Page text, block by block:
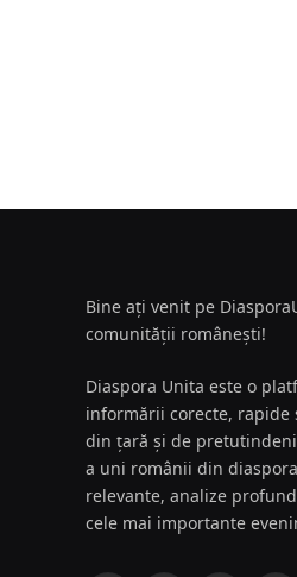
Bine ați venit pe
comunității românești!
Diaspora Unita este o
informării corecte,
din țară și de
a uni românii din
relevante, analize
cele mai importante